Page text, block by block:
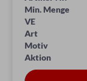
Min. Menge
VE
Art
Motiv
Aktion